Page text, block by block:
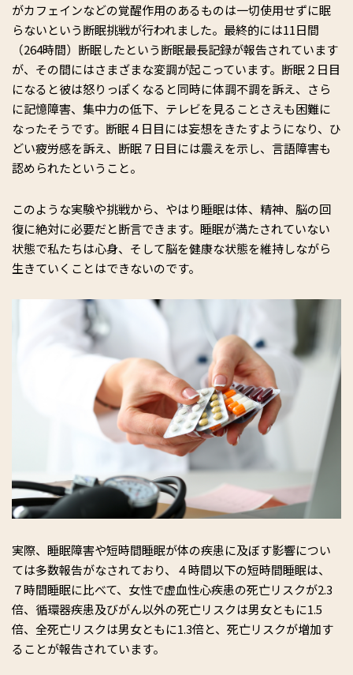
がカフェインなどの覚醒作用のあるものは一切使用せずに眠
らないという断眠挑戦が行われました。最終的には11日間
（264時間）断眠したという断眠最長記録が報告されています
が、その間にはさまざまな変調が起こっています。断眠２日目
になると彼は怒りっぽくなると同時に体調不調を訴え、さら
に記憶障害、集中力の低下、テレビを見ることさえも困難に
なったそうです。断眠４日目には妄想をきたすようになり、ひ
どい疲労感を訴え、断眠７日目には震えを示し、言語障害も
認められたということ。
このような実験や挑戦から、やはり睡眠は体、精神、脳の回
復に絶対に必要だと断言できます。睡眠が満たされていない
状態で私たちは心身、そして脳を健康な状態を維持しながら
生きていくことはできないのです。
実際、睡眠障害や短時間睡眠が体の疾患に及ぼす影響につい
ては多数報告がなされており、４時間以下の短時間睡眠は、
７時間睡眠に比べて、女性で虚血性心疾患の死亡リスクが2.3
倍、循環器疾患及びがん以外の死亡リスクは男女ともに1.5
倍、全死亡リスクは男女ともに1.3倍と、死亡リスクが増加す
ることが報告されています。